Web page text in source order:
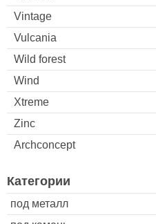
Vintage
Vulcania
Wild forest
Wind
Xtreme
Zinc
Archconcept
Категории
под металл